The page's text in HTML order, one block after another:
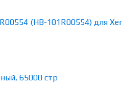
(HB-101R00554) для